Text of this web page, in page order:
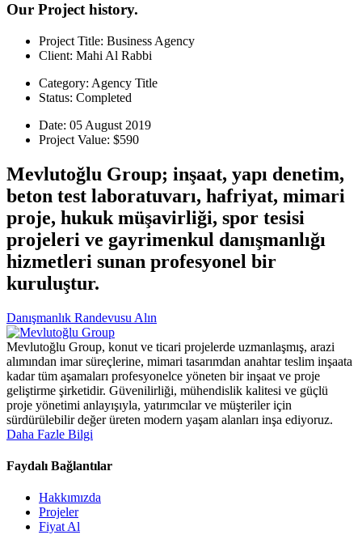
Our Project history.
Project Title: Business Agency
Client: Mahi Al Rabbi
Category: Agency Title
Status: Completed
Date: 05 August 2019
Project Value: $590
Mevlutoğlu Group; inşaat, yapı denetim,
beton test laboratuvarı, hafriyat, mimari
proje, hukuk müşavirliği, spor tesisi
projeleri ve gayrimenkul danışmanlığı
hizmetleri sunan profesyonel bir
kuruluştur.
Danışmanlık Randevusu Alın
Mevlutoğlu Group, konut ve ticari projelerde uzmanlaşmış, arazi
alımından imar süreçlerine, mimari tasarımdan anahtar teslim inşaata
kadar tüm aşamaları profesyonelce yöneten bir inşaat ve proje
geliştirme şirketidir. Güvenilirliği, mühendislik kalitesi ve güçlü
proje yönetimi anlayışıyla, yatırımcılar ve müşteriler için
sürdürülebilir değer üreten modern yaşam alanları inşa ediyoruz.
Daha Fazle Bilgi
Faydalı Bağlantılar
Hakkımızda
Projeler
Fiyat Al